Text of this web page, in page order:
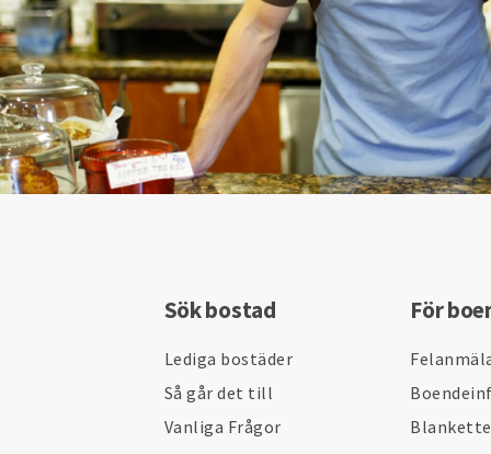
Sök bostad
Lediga bostäder
Så går det till
Vanliga Frågor
För